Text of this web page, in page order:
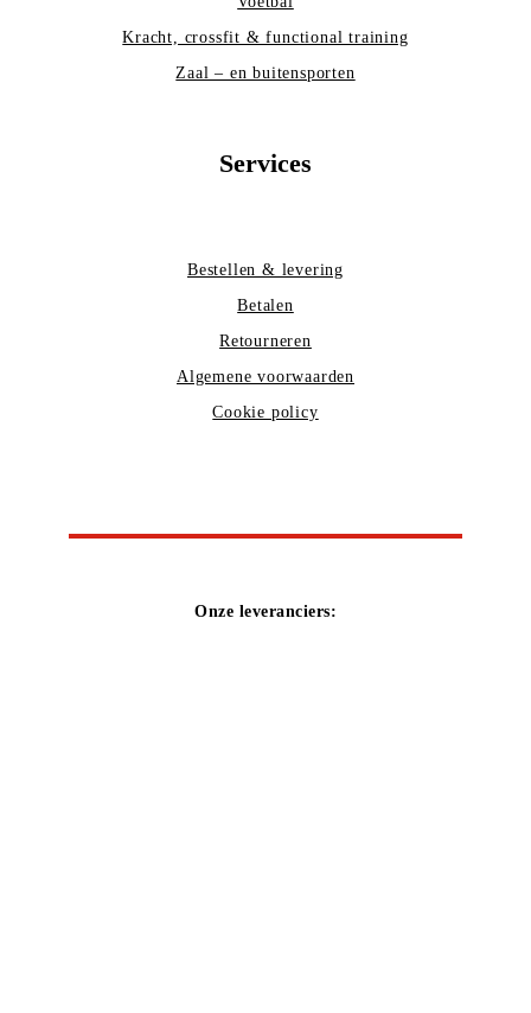
Kracht, crossfit & functional training
Zaal – en buitensporten
Services
Bestellen & levering
Betalen
Retourneren
Algemene voorwaarden
Cookie policy
Onze leveranciers: